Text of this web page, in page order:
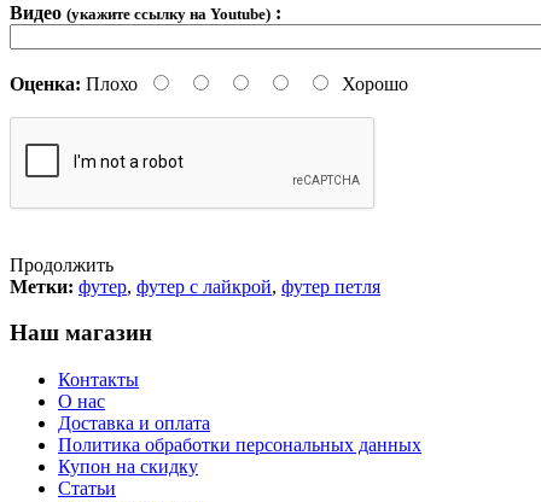
Видео (укажите ссылку на Youtube) :
Оценка: Плохо Хорошо
Продолжить
Метки: футер, футер с лайкрой, футер петля
Наш магазин
Контакты
О нас
Доставка и оплата
Политика обработки персональных данных
Купон на скидку
Статьи